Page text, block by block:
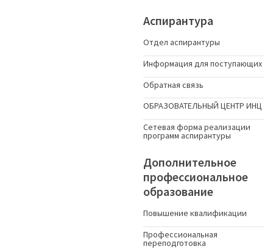
Аспирантура
Отдел аспирантуры
Информация для поступающих
Обратная связь
ОБРАЗОВАТЕЛЬНЫЙ ЦЕНТР ИНЦ
Сетевая форма реализации
программ аспирантуры
Дополнительное
профессиональное
образование
Повышение квалификации
Профессиональная
переподготовка